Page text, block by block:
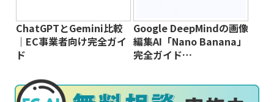
ChatGPTとGemini比較
｜EC事業者向け完全ガイ
ド
Google DeepMindの画像
編集AI「Nano Banana」
完全ガイド…